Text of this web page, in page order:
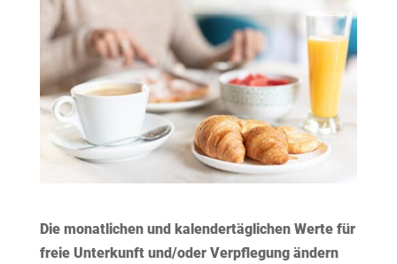
Die monatlichen und kalendertäglichen Werte für
freie Unterkunft und/oder Verpflegung ändern